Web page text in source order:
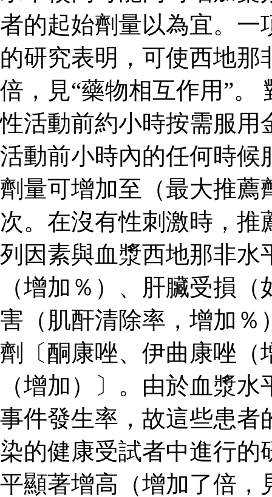
者的起始劑量以為宜。一
的研究表明，可使西地
倍，見“藥物相互作用”。
性活動前約小時按需服用
活動前小時內的任何時候
劑量可增加至（最大推薦
次。在沒有性刺激時，
列因素與血漿西地那非水
（增加％）、肝臟受損
害（肌酐清除率，增加％
劑〔酮康唑、伊曲康唑（
（增加）〕。由於血漿
事件發生率，故這些患者
染的健康受試者中進行的
平顯著增高（增加了倍，